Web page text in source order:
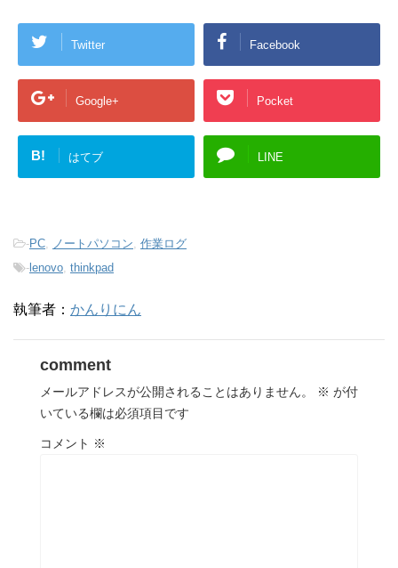
Twitter Facebook
Google+ Pocket
B! はてブ LINE
-PC, ノートパソコン, 作業ログ
- lenovo, thinkpad
執筆者： かんりにん
comment
メールアドレスが公開されることはありません。 ※ が付
いている欄は必須項目です
コメント ※